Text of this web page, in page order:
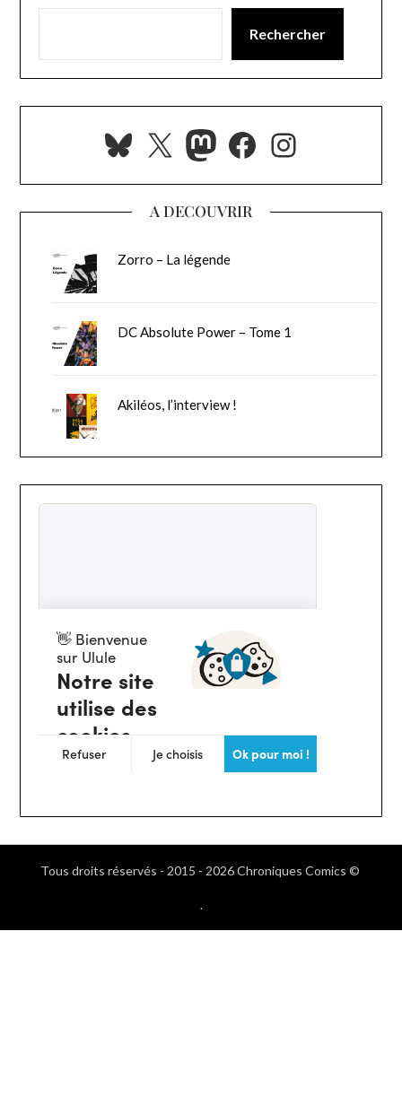
Rechercher
Bluesky
X Mastodon
Facebook
A DECOUVRIR
Zorro – La légende
DC Absolute Power – Tome 1
Akiléos, l’interview !
Tous droits réservés - 2015 - 2026 Chroniques Comics ©
.